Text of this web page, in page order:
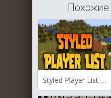
Styled Player List для Майнкрафт [1.21.10, 1.21.9, 1.21.8]